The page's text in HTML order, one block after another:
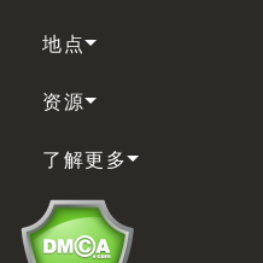
地点
资源
了解更多